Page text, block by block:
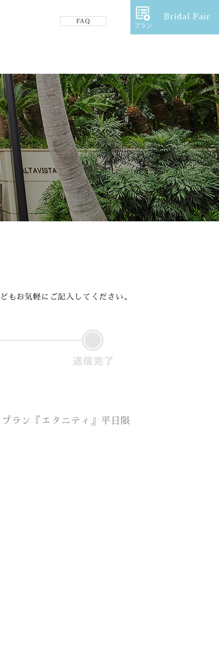
FAQ
プラン
Bridal Fair
フロアガイド
ギャラリー
アクセス
紹介キャンペーン
Bridal Fair
もお気軽にご記入してください。
ラン『エタニティ』平日限